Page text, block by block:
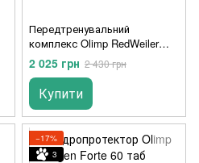
Передтренувальний
комплекс Olimp RedWeiler
(480 г) редвейлер raging cola
2 025 грн 2 430 грн
Купити
−17%
3